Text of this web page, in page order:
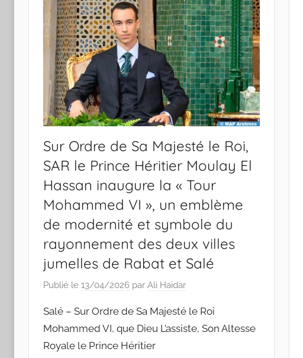
Sur Ordre de Sa Majesté le Roi,
SAR le Prince Héritier Moulay El
Hassan inaugure la « Tour
Mohammed VI », un emblème
de modernité et symbole du
rayonnement des deux villes
jumelles de Rabat et Salé
Publié le 13/04/2026 par Ali Haidar
Salé – Sur Ordre de Sa Majesté le Roi
Mohammed VI, que Dieu L’assiste, Son Altesse
Royale le Prince Héritier